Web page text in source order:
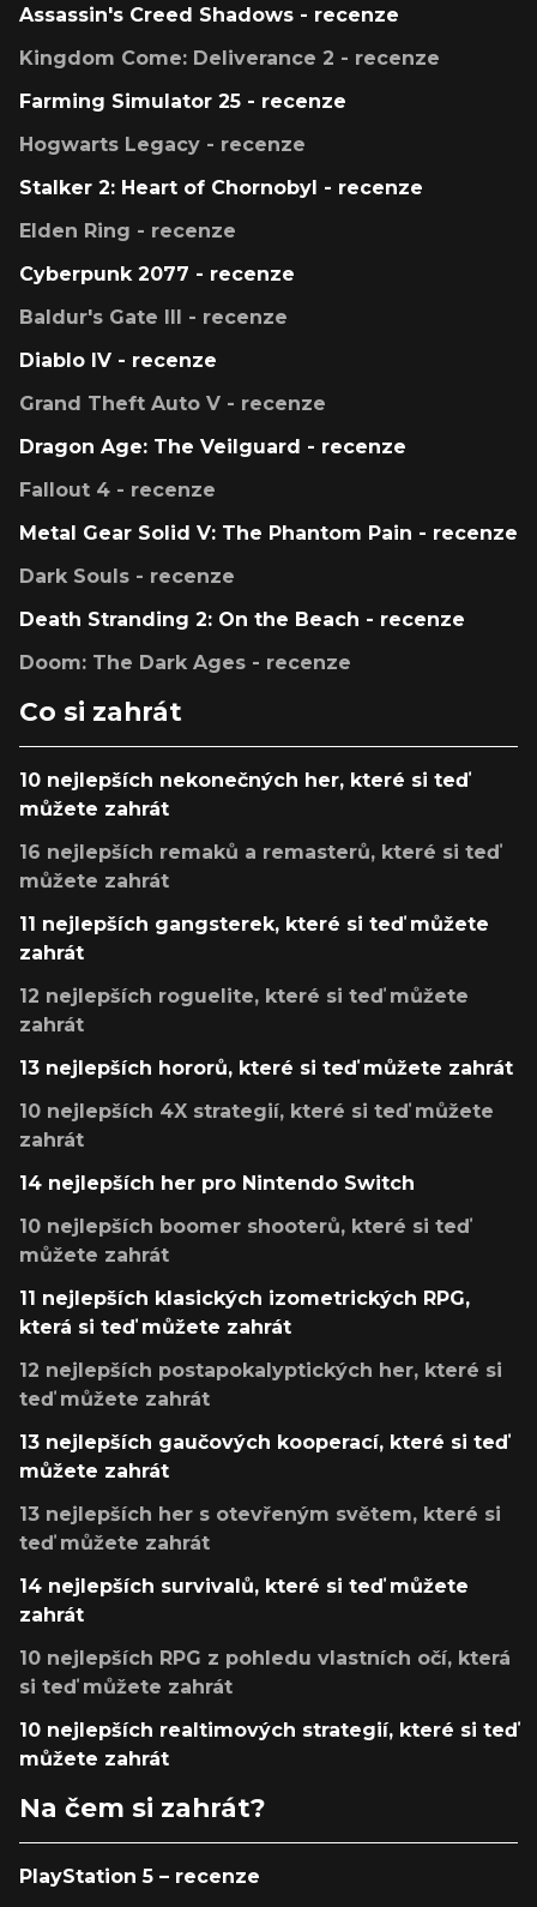
Assassin's Creed Shadows - recenze
Kingdom Come: Deliverance 2 - recenze
Farming Simulator 25 - recenze
Hogwarts Legacy - recenze
Stalker 2: Heart of Chornobyl - recenze
Elden Ring - recenze
Cyberpunk 2077 - recenze
Baldur's Gate III - recenze
Diablo IV - recenze
Grand Theft Auto V - recenze
Dragon Age: The Veilguard - recenze
Fallout 4 - recenze
Metal Gear Solid V: The Phantom Pain - recenze
Dark Souls - recenze
Death Stranding 2: On the Beach - recenze
Doom: The Dark Ages - recenze
Co si zahrát
10 nejlepších nekonečných her, které si teď
můžete zahrát
16 nejlepších remaků a remasterů, které si teď
můžete zahrát
11 nejlepších gangsterek, které si teď můžete
zahrát
12 nejlepších roguelite, které si teď můžete
zahrát
13 nejlepších hororů, které si teď můžete zahrát
10 nejlepších 4X strategií, které si teď můžete
zahrát
14 nejlepších her pro Nintendo Switch
10 nejlepších boomer shooterů, které si teď
můžete zahrát
11 nejlepších klasických izometrických RPG,
která si teď můžete zahrát
12 nejlepších postapokalyptických her, které si
teď můžete zahrát
13 nejlepších gaučových kooperací, které si teď
můžete zahrát
13 nejlepších her s otevřeným světem, které si
teď můžete zahrát
14 nejlepších survivalů, které si teď můžete
zahrát
10 nejlepších RPG z pohledu vlastních očí, která
si teď můžete zahrát
10 nejlepších realtimových strategií, které si teď
můžete zahrát
Na čem si zahrát?
PlayStation 5 – recenze